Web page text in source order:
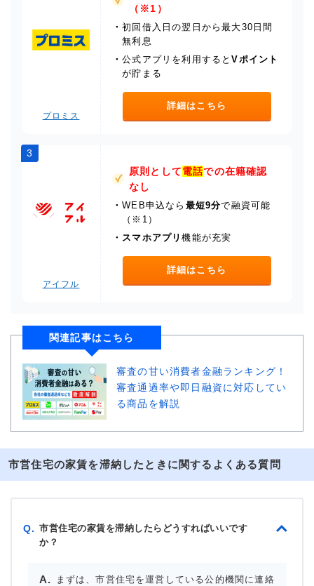
プロミス
（※1）
・初回借入日の翌日から最大30日間
無利息
・公式アプリを利用するとVポイント
が貯まる
詳細はこちら
3
アイフル
原則として電話での在籍確認
なし
・WEB申込なら 最短9分で融資可能
（※1）
・ スマホアプリ機能が充実
詳細はこちら
関連記事はこちら
審査の甘い消費者金融ランキング！
審査通過率や即日融資に対応してい
る商品を解説
市営住宅の家賃を滞納したときに関するよくある質問
Q. 市営住宅の家賃を滞納したらどうすればいいです
か？
まずは、市営住宅を運営している公的機関に連絡